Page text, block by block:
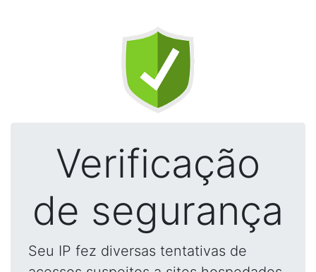
Verificação
de segurança
Seu IP fez diversas tentativas de